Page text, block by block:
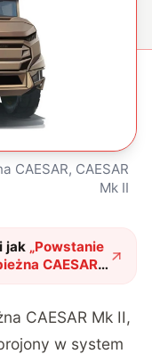
CAESAR, CAESAR
Mk II
jak „Powstanie
CAESAR.
?
CAESAR Mk II,
w system